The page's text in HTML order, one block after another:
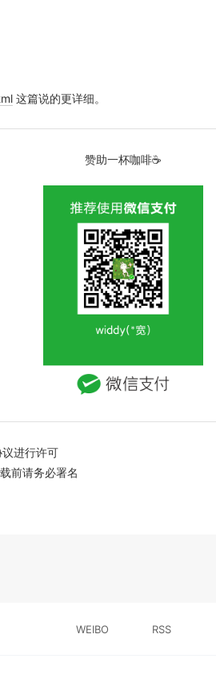
这篇说的更详细。
赞助一杯咖啡☕️
进行许可
前请务必署名
WEIBO RSS